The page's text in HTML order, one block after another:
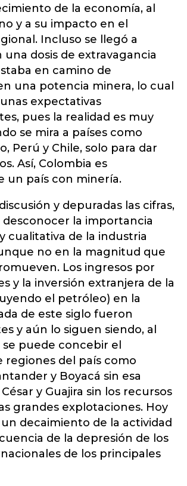
de la economía, al
y a su impacto en el
Incluso se llegó a
dosis de extravagancia
en camino de
una potencia minera, lo cual
expectativas
pues la realidad es muy
se mira a países como
Perú y Chile, solo para dar
Así, Colombia es
un país con minería.
y depuradas las cifras,
desconocer la importancia
cualitativa de la industria
no en la magnitud que
Los ingresos por
y la inversión extranjera de la
el petróleo) en la
de este siglo fueron
y aún lo siguen siendo, al
puede concebir el
regiones del país como
y Boyacá sin esa
y Guajira sin los recursos
grandes explotaciones. Hoy
decaimiento de la actividad
de la depresión de los
de los principales